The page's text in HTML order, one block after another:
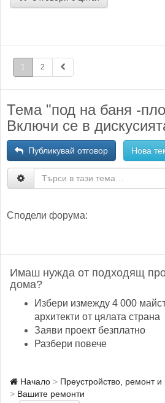
1 2
Тема "под на баня -
Включи се в
Публикувай отговор Нова
Сподели форума:
Имаш нужда от подходящ
дома?
Избери измежду 4 000
архитекти от цялата страна
Заяви проект безплатно
Разбери повече
Начало
Преустройство, ремонт
Вашите ремонти